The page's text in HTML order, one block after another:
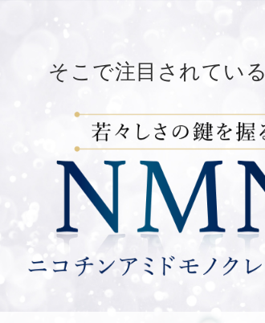
そこで注目されてい